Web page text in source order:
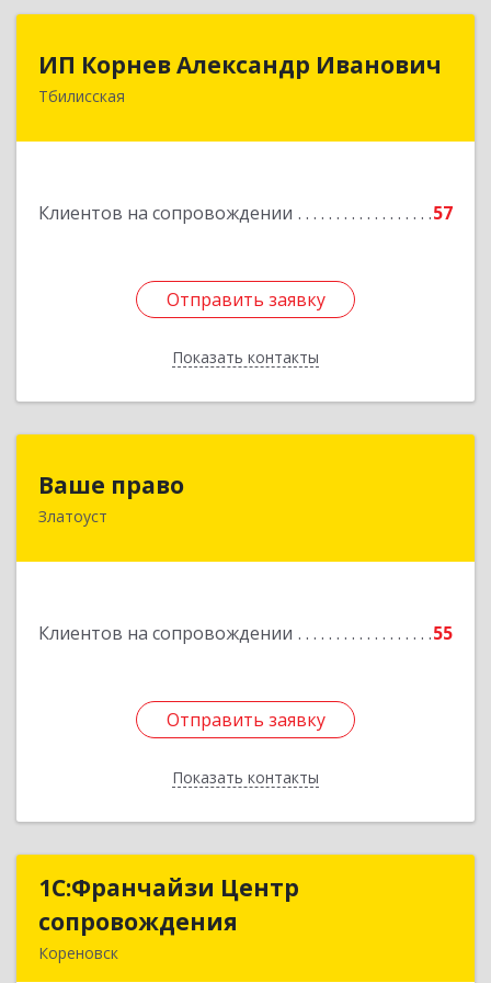
ИП Корнев Александр Иванович
Тбилисская
Клиентов на сопровождении 57
Отправить заявку
Показать контакты
352360, Краснодарский край, Тбилисский р-н,
Отправить заявку
Назад
Ваше право
Златоуст
Клиентов на сопровождении 55
Отправить заявку
Показать контакты
Отправить заявку
Назад
1С:Франчайзи Центр
сопровождения
Кореновск
1С:Франчайзи Центр